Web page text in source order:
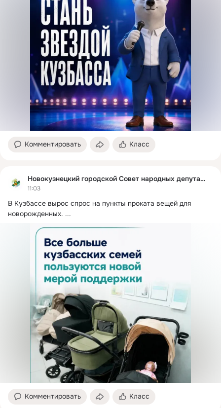
Комментировать Класс
Новокузнецкий городской Совет народных депутатов
11:03
В Кузбассе вырос спрос на пункты проката вещей для
новорожденных. ...
Комментировать Класс